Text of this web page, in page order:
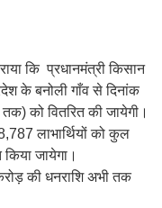
कि प्रधानमंत्री किसान
के बनोली गाँव से दिनांक
को वितरित की जायेगी।
लाभार्थियों को कुल
जायेगा।
की धनराशि अभी तक